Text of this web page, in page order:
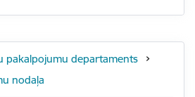
pakalpojumu departaments
nodaļa